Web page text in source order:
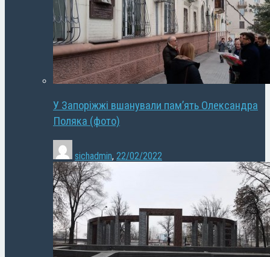
У Запоріжжі вшанували пам’ять Олександра
Поляка (фото)
sichadmin, 22/02/2022